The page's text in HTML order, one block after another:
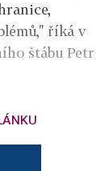
říká v
štábu Petr